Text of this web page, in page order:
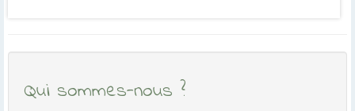
Qui sommes-nous ?